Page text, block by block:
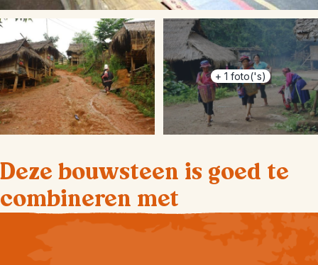
+ 1 foto('s)
Deze bouwsteen is goed te
combineren met